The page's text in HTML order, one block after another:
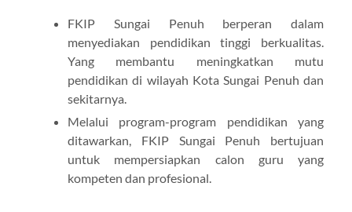
FKIP Sungai Penuh berperan dalam
menyediakan pendidikan tinggi berkualitas.
Yang membantu meningkatkan mutu
pendidikan di wilayah Kota Sungai Penuh dan
sekitarnya.
Melalui program-program pendidikan yang
ditawarkan, FKIP Sungai Penuh bertujuan
untuk mempersiapkan calon guru yang
kompeten dan profesional.